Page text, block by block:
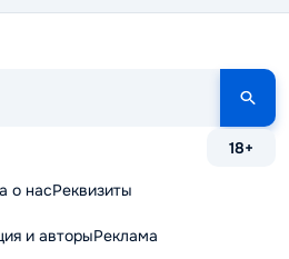
18+
о насРеквизиты
и авторыРеклама